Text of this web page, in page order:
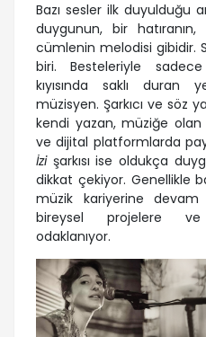
Bazı sesler ilk duyulduğu
duygunun, bir
cümlenin melodisi gibidir.
biri. Besteleriyle
kıyısında saklı
müzisyen. Şarkıcı ve söz
kendi yazan, müziğe
ve dijital platformlarda
İzişarkısı ise oldukça
dikkat çekiyor. Genellikle
müzik kariyerine
bireysel projelere ve
odaklanıyor.